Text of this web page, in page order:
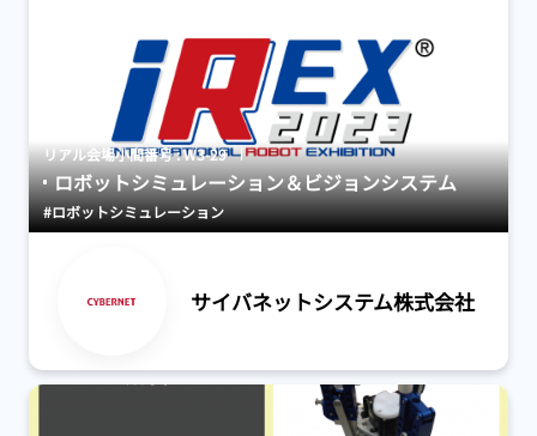
リアル会場小間番号 : W3-29
ロボットシミュレーション＆ビジョンシステム
#ロボットシミュレーション
サイバネットシステム株式会社